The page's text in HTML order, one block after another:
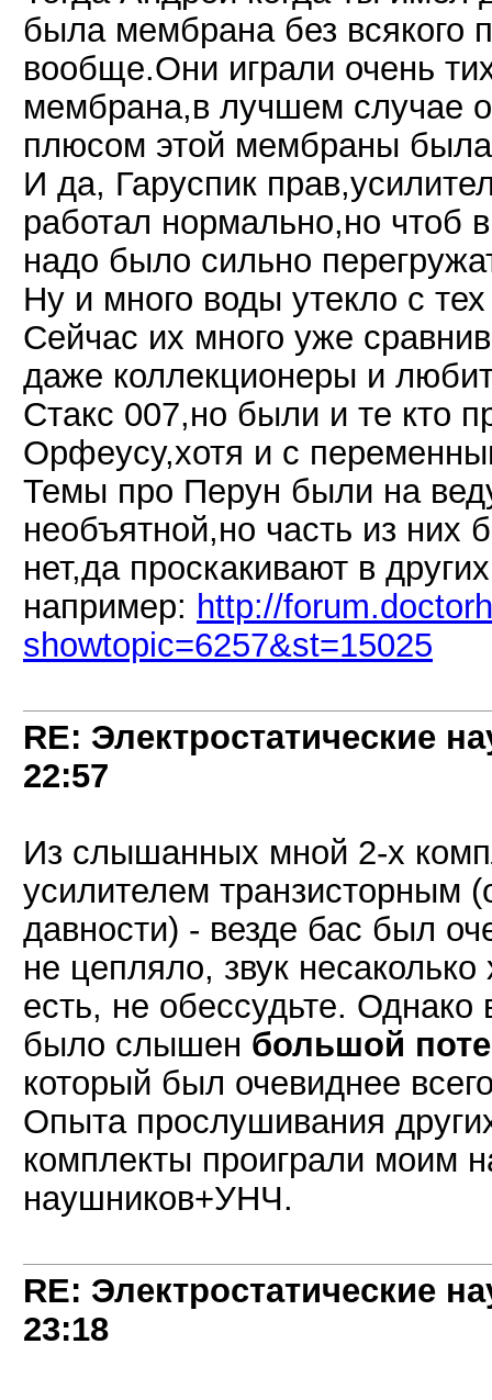
была мембрана без всякого
вообще.Они играли очень
мембрана,в лучшем случае
плюсом этой мембраны
И да, Гаруспик
работал нормально,но чтоб
надо было сильно
Ну и много воды утекло с
Сейчас их много уже
даже коллекционеры и
Стакс 007,но были и те кто
Орфеусу,хотя и с
Темы про Перун были на
необъятной,но часть из них
нет,да проскакивают в
например: http://
showtopic=6257&st=15025
RE: Электростатические
22:57
Из слышанных мной 2-х
усилителем транзисторным
давности) - везде бас был
не цепляло, звук
есть, не обессудьте. Однако
было слышен большой
который был очевиднее
Опыта прослушивания
комплекты проиграли моим
наушников+УНЧ.
RE: Электростатические
23:18